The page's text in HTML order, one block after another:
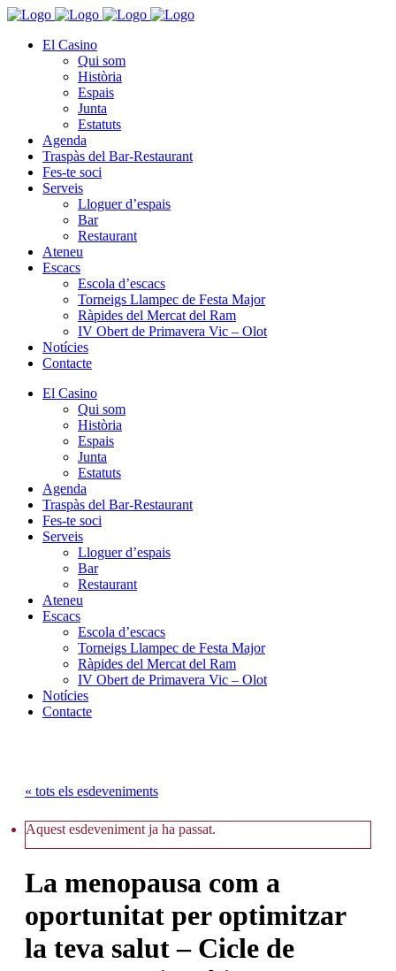
El Casino
Qui som
Història
Espais
Junta
Estatuts
Agenda
Traspàs del Bar-Restaurant
Fes-te soci
Serveis
Lloguer d’espais
Bar
Restaurant
Ateneu
Escacs
Escola d’escacs
Torneigs Llampec de Festa Major
Ràpides del Mercat del Ram
IV Obert de Primavera Vic – Olot
Notícies
Contacte
El Casino
Qui som
Història
Espais
Junta
Estatuts
Agenda
Traspàs del Bar-Restaurant
Fes-te soci
Serveis
Lloguer d’espais
Bar
Restaurant
Ateneu
Escacs
Escola d’escacs
Torneigs Llampec de Festa Major
Ràpides del Mercat del Ram
IV Obert de Primavera Vic – Olot
Notícies
Contacte
« tots els esdeveniments
Aquest esdeveniment ja ha passat.
La menopausa com a
oportunitat per optimitzar
la teva salut – Cicle de